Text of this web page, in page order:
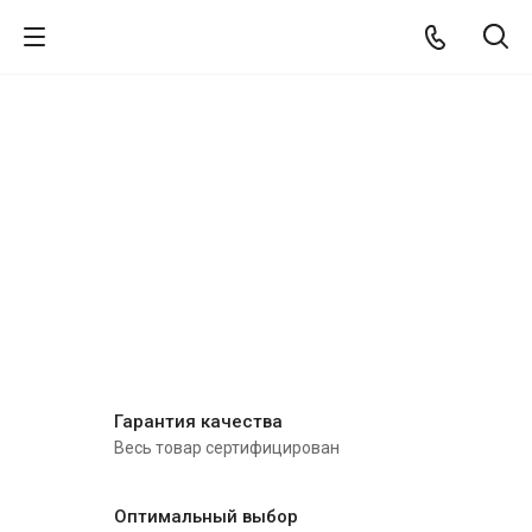
Гарантия качества
Весь товар сертифицирован
Оптимальный выбор